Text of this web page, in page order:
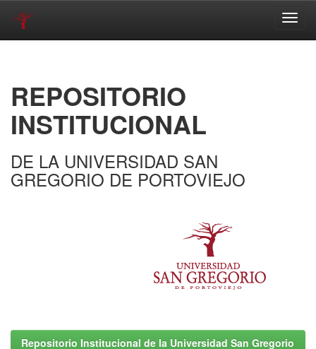
REPOSITORIO
INSTITUCIONAL
DE LA UNIVERSIDAD SAN
GREGORIO DE PORTOVIEJO
Repositorio Institucional de la Universidad San Gregorio